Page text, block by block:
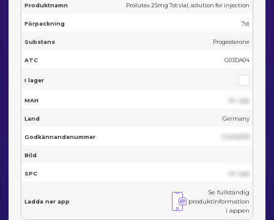
Produktnamn Prolutex 25mg 7st vial, solution for injection
Förpackning 7st
Substans Progesterone
ATC G03DA04
I lager
MAH Se i app
Land Germany
Godkännandenummer
Bild
SPC Se i app
Ladda ner app
Se fullständig
produktinformation
i appen